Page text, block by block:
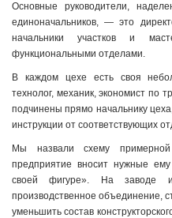
Основные руководители,
единоначальников, — это
начальники участков и
функциональными отделами.
В каждом цехе есть своя
технолог, механик, экономист по
подчинены прямо начальнику
инструкции от соответствующих
Мы назвали схему
предприятие вносит нужные
своей фигуре». На заводе
производственное объединение,
уменьшить состав